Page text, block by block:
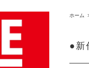
ホーム
●新